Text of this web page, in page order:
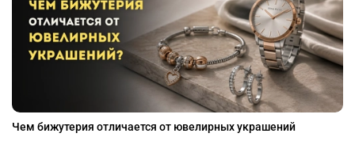
Чем бижутерия отличается от ювелирных украшений